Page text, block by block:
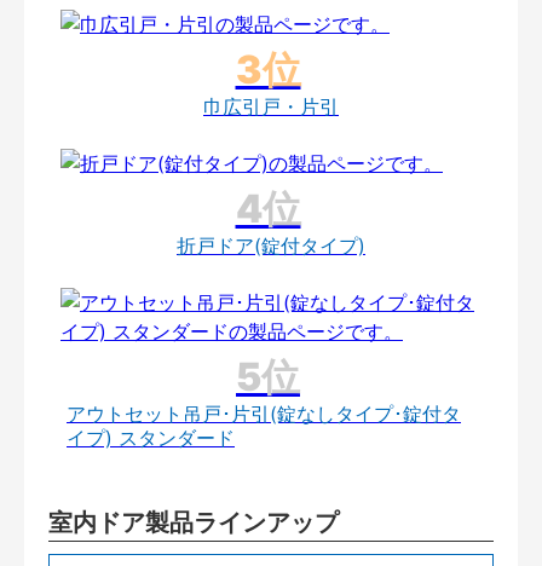
巾広引戸・片引
折戸ドア(錠付タイプ)
アウトセット吊戸･片引(錠なしタイプ･錠付タ
イプ) スタンダード
室内ドア製品ラインアップ